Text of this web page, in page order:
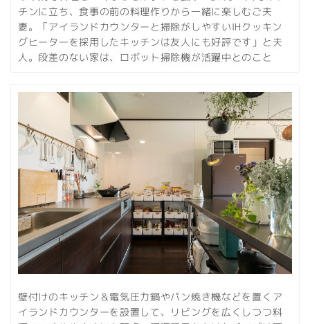
チンに立ち、食事の前の料理作りから一緒に楽しむご夫
妻。「アイランドカウンターと掃除がしやすいIHクッキン
グヒーターを採用したキッチンは友人にも好評です」と夫
人。段差のない家は、ロボット掃除機が活躍中とのこと
壁付けのキッチン＆電気圧力鍋やパン焼き機などを置くア
イランドカウンターを設置して、リビングを広くしつつ料